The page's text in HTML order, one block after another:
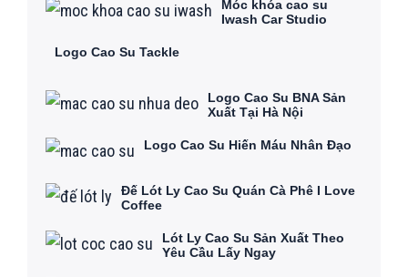
Móc khóa cao su
Iwash Car Studio
Logo Cao Su Tackle
Logo Cao Su BNA Sản
Xuất Tại Hà Nội
Logo Cao Su Hiến Máu Nhân Đạo
Đế Lót Ly Cao Su Quán Cà Phê I Love
Coffee
Lót Ly Cao Su Sản Xuất Theo
Yêu Cầu Lấy Ngay